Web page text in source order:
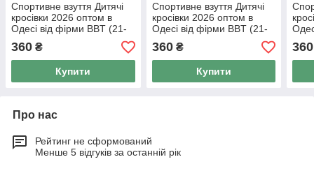
Спортивне взуття Дитячі
кросівки 2026 оптом в
Одесі від фірми BBT (21-
26)
360 ₴
Купити
Спортивне взуття Дитячі
кросівки 2026 оптом в
Одесі від фірми BBT (21-
26)
360₴
Купити
26)
360
Про нас
Рейтинг не сформований
Менше 5 відгуків за останній рік